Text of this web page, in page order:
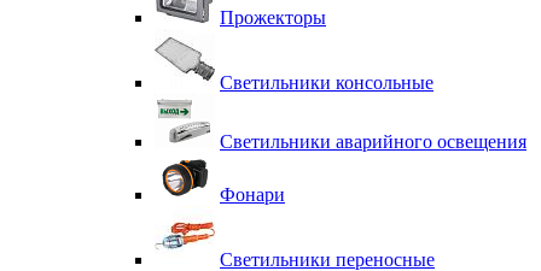
Прожекторы
Светильники консольные
Светильники аварийного освещения
Фонари
Светильники переносные